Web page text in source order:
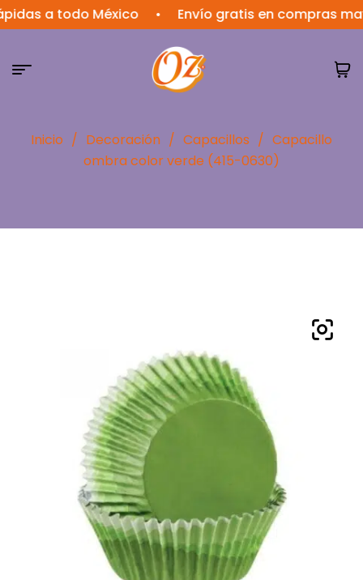
a todo México • Envío gratis en compras mayores
Inicio / Decoración / Capacillos / Capacillo
ombra color verde (415-0630)